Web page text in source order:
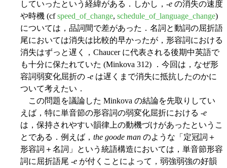
していったという経緯がある．しかし，-e の消失の速度
や時機 (cfspeed_of_change, schedule_of_language_change)
については，品詞間で差があった．名詞と動詞の屈折語
尾においては消失は比較的早かったが，形容詞における
消失はずっと遅く，Chaucer に代表される後期中英語で
も十分に保たれていた (Minkova 312) ．今回は，なぜ形
容詞弱変化屈折の -e は遅くまで消失に抵抗したのかに
ついて考えたい．
この問題を議論した Minkova の結論を先取りしてい
えば，特に単音節の形容詞の弱変化屈折における -e
は，保持されやすい韻律上の動機づけがあったというこ
とである．例えば， the goode man のような「定冠詞＋
形容詞＋名詞」という統語構造においては，単音節形容
詞に屈折語尾 -e が付くことによって，弱強弱強の好韻